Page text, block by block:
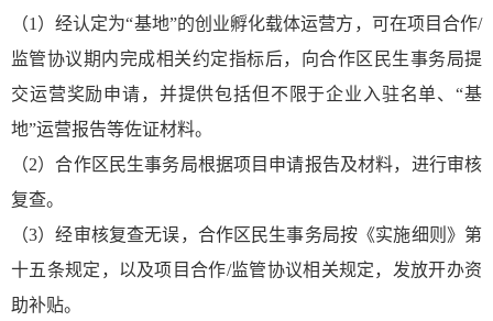
（1）经认定为“基地”的创业孵化载体运营方，可在项目合作/
监管协议期内完成相关约定指标后，向合作区民生事务局提
交运营奖励申请，并提供包括但不限于企业入驻名单、“基
地”运营报告等佐证材料。
（2）合作区民生事务局根据项目申请报告及材料，进行审核
复查。
（3）经审核复查无误，合作区民生事务局按《实施细则》第
十五条规定，以及项目合作/监管协议相关规定，发放开办资
助补贴。